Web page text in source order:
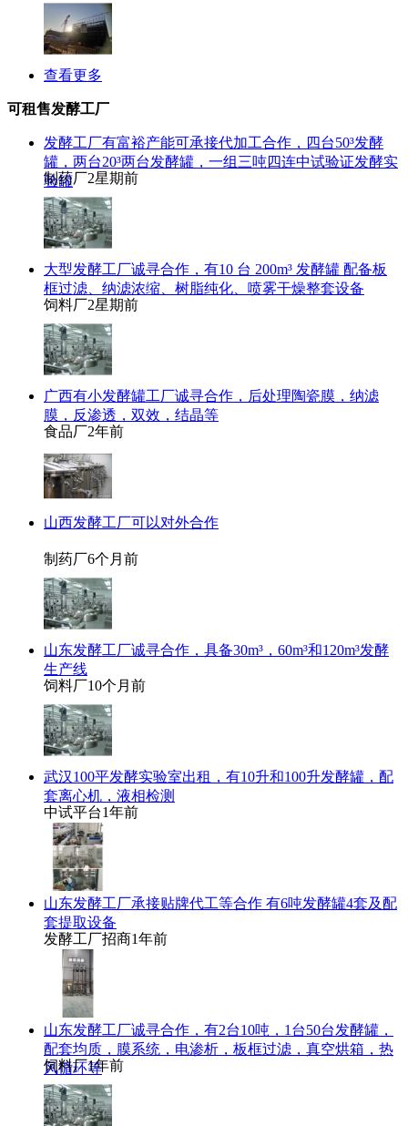
查看更多
可租售发酵工厂
发酵工厂有富裕产能可承接代加工合作，四台50³发酵
罐，两台20³两台发酵罐，一组三吨四连中试验证发酵实
验罐
制药厂2星期前
大型发酵工厂诚寻合作，有10 台 200m³ 发酵罐 配备板
框过滤、纳滤浓缩、树脂纯化、喷雾干燥整套设备
饲料厂2星期前
广西有小发酵罐工厂诚寻合作，后处理陶瓷膜，纳滤
膜，反渗透，双效，结晶等
食品厂2年前
山西发酵工厂可以对外合作
制药厂6个月前
山东发酵工厂诚寻合作，具备30m³，60m³和120m³发酵
生产线
饲料厂10个月前
武汉100平发酵实验室出租，有10升和100升发酵罐，配
套离心机，液相检测
中试平台1年前
山东发酵工厂承接贴牌代工等合作 有6吨发酵罐4套及配
套提取设备
发酵工厂招商1年前
山东发酵工厂诚寻合作，有2台10吨，1台50台发酵罐，
配套均质，膜系统，电渗析，板框过滤，真空烘箱，热
风循环等
饲料厂1年前